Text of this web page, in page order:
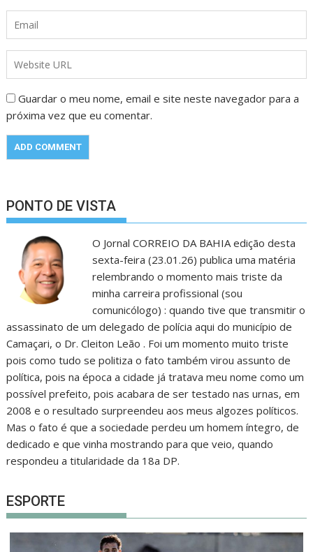
Guardar o meu nome, email e site neste navegador para a
próxima vez que eu comentar.
PONTO DE VISTA
O Jornal CORREIO DA BAHIA edição desta
sexta-feira (23.01.26) publica uma matéria
relembrando o momento mais triste da
minha carreira profissional (sou
comunicólogo) : quando tive que transmitir o
assassinato de um delegado de polícia aqui do município de
Camaçari, o Dr. Cleiton Leão . Foi um momento muito triste
pois como tudo se politiza o fato também virou assunto de
política, pois na época a cidade já tratava meu nome como um
possível prefeito, pois acabara de ser testado nas urnas, em
2008 e o resultado surpreendeu aos meus algozes políticos.
Mas o fato é que a sociedade perdeu um homem íntegro, de
dedicado e que vinha mostrando para que veio, quando
respondeu a titularidade da 18a DP.
ESPORTE